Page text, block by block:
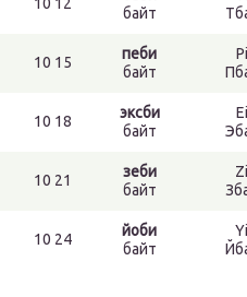
байт
10 15
пеби
байт
10 18
эксби
байт
10 21
зеби
байт
10 24
йоби
байт